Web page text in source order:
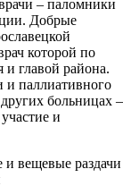
– паломники
Добрые
которой по
и главой района.
и паллиативного
больницах –
и
вещевые раздачи